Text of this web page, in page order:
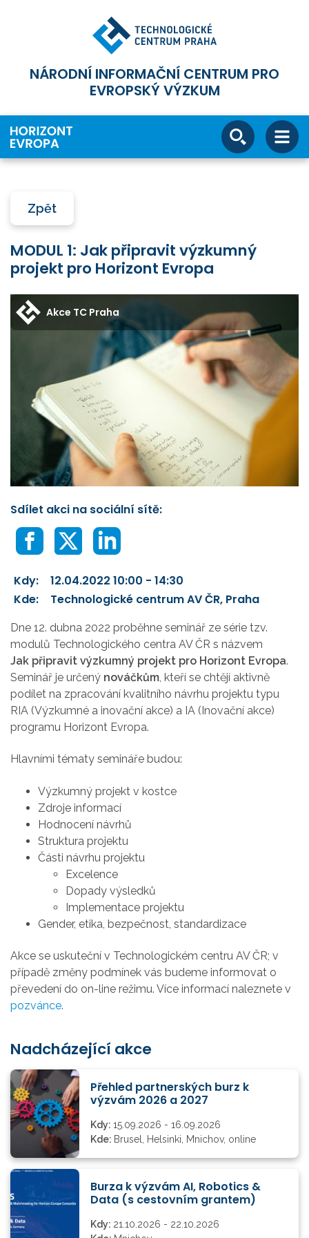
NÁRODNÍ INFORMAČNÍ CENTRUM PRO
EVROPSKÝ VÝZKUM
Zpět
MODUL 1: Jak připravit výzkumný
projekt pro Horizont Evropa
Akce TC Praha
Sdílet akci na sociální sítě:
Kdy:
12.04.2022 10:00 - 14:30
Kde:
Technologické centrum AV ČR, Praha
Dne 12. dubna 2022 proběhne seminář ze série tzv.
modulů Technologického centra AV ČR s názvem
Jak připravit výzkumný projekt pro Horizont Evropa.
Seminář je určený nováčkům, kteří se chtějí aktivně
podílet na zpracování kvalitního návrhu projektu typu
RIA (Výzkumné a inovační akce) a IA (Inovační akce)
programu Horizont Evropa.
Hlavními tématy semináře budou:
Výzkumný projekt v kostce
Zdroje informací
Hodnocení návrhů
Struktura projektu
Části návrhu projektu
Excelence
Dopady výsledků
Implementace projektu
Gender, etika, bezpečnost, standardizace
Akce se uskuteční v Technologickém centru AV ČR; v
případě změny podmínek vás budeme informovat o
převedení do on-line režimu. Více informací naleznete v
pozvánce.
Nadcházející akce
Přehled partnerských burz k
výzvám 2026 a 2027
Kdy: 15.09.2026 - 16.09.2026
Kde: Brusel, Helsinki, Mnichov, online
Burza k výzvám AI, Robotics &
Data (s cestovním grantem)
Kdy: 21.10.2026 - 22.10.2026